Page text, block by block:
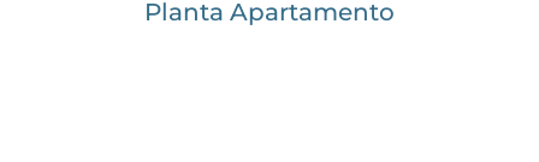
Planta Apartamento